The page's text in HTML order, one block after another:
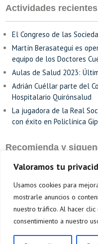
Valoramos tu
Usamos cookies para
mostrarle anuncios o
nuestro tráfico. Al hacer clic
consentimiento a nuestro
Actividades recientes
El Congreso de las
Martín Berasategui es
equipo de los Doctores
Aulas de Salud 2023:
Adrián Cuéllar parte del
Hospitalario Quirónsalud
La jugadora de la Real
con éxito en Policlínica
Recomienda y